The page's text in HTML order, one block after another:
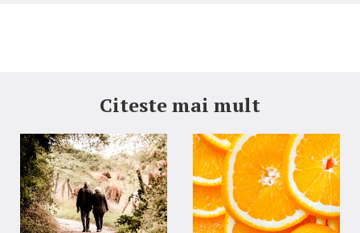
Citeste mai mult